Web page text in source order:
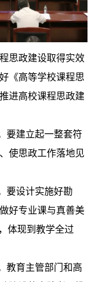
思政建设取得实效
《高等学校课程思
进高校课程思政建
要建立起一整套符
使思政工作落地见
要设计实施好勘
好专业课与真善美
体现到教学全过
教育主管部门和高